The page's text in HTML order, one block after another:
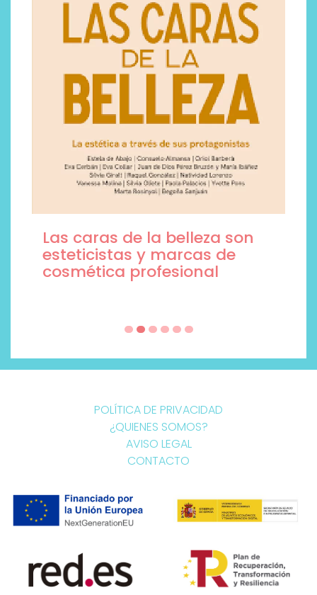
Las caras de la belleza son
esteticistas y marcas de
cosmética profesional
POLÍTICA DE PRIVACIDAD
¿QUIENES SOMOS?
AVISO LEGAL
CONTACTO